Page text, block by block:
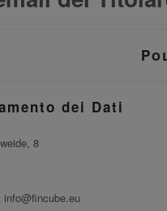
dei Dati
8
info@fincube.eu